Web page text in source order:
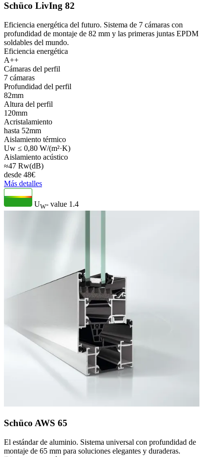
Schüco LivIng 82
Eficiencia energética del futuro. Sistema de 7 cámaras con
profundidad de montaje de 82 mm y las primeras juntas EPDM
soldables del mundo.
Eficiencia energética
A++
Cámaras del perfil
7 cámaras
Profundidad del perfil
82mm
Altura del perfil
120mm
Acristalamiento
hasta 52mm
Aislamiento térmico
Uw ≤ 0,80 W/(m²·K)
Aislamiento acústico
≈47 Rw(dB)
desde 48€
Más detalles
UW- value 1.4
Schüco AWS 65
El estándar de aluminio. Sistema universal con profundidad de
montaje de 65 mm para soluciones elegantes y duraderas.